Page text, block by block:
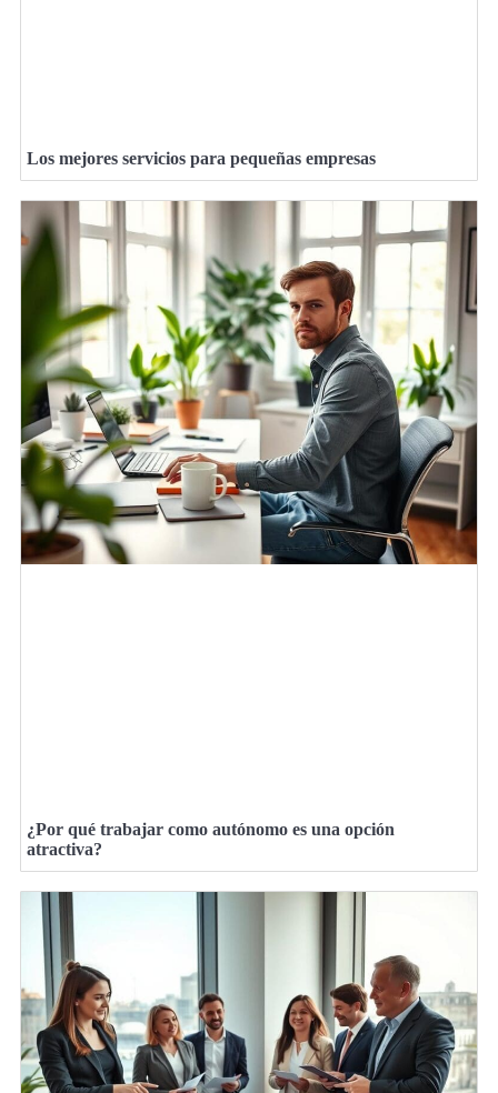
Los mejores servicios para pequeñas empresas
¿Por qué trabajar como autónomo es una opción
atractiva?